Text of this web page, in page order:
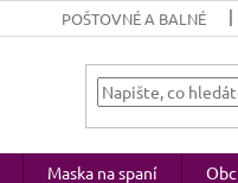
POŠTOVNÉ A BALNÉ
Maska na spaní